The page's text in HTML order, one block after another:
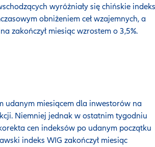
wyróżniały się chińskie
obniżeniem ceł wzajemnych, a
zakończył miesiąc wzrostem o 3,5%.
udanym miesiącem dla inwestorów na
Niemniej jednak w ostatnim tygodniu
cen indeksów po udanym początku
indeks WIG zakończył miesiąc